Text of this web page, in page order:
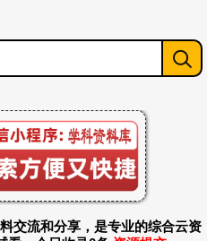
交流和分享，是专业的综合云资